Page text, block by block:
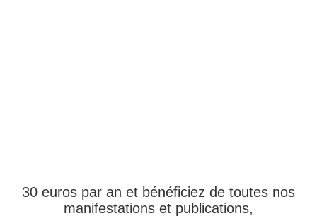
30 euros par an et bénéficiez de toutes nos
manifestations et publications,